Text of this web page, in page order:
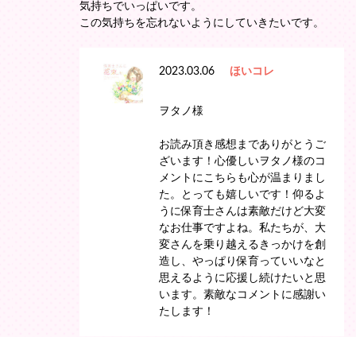
気持ちでいっぱいです。
この気持ちを忘れないようにしていきたいです。
2023.03.06 ほいコレ
ヲタノ様
お読み頂き感想までありがとうご
ざいます！心優しいヲタノ様のコ
メントにこちらも心が温まりまし
た。とっても嬉しいです！仰るよ
うに保育士さんは素敵だけど大変
なお仕事ですよね。私たちが、大
変さんを乗り越えるきっかけを創
造し、やっぱり保育っていいなと
思えるように応援し続けたいと思
います。素敵なコメントに感謝い
たします！